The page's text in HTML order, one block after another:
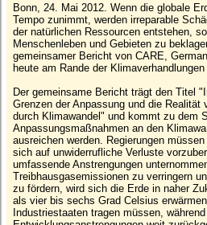
Bonn, 24. Mai 2012. Wenn die globale
Tempo zunimmt, werden irreparable
der natürlichen Ressourcen entstehen,
Menschenleben und Gebieten zu
gemeinsamer Bericht von CARE,
heute am Rande der
Der gemeinsame Bericht trägt den Titel
Grenzen der Anpassung und die Realität
durch Klimawandel" und kommt zu dem
Anpassungsmaßnahmen an den
ausreichen werden. Regierungen
sich auf unwiderrufliche Verluste
umfassende Anstrengungen
Treibhausgasemissionen zu verringern
zu fördern, wird sich die Erde in naher
als vier bis sechs Grad Celsius
Industriestaaten tragen müssen,